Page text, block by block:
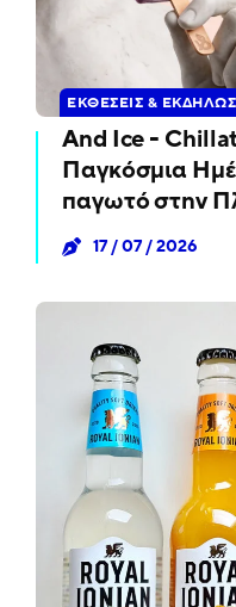
ΕΚΘΈΣΕΙΣ &
And Ice -
Παγκόσμια
παγωτό στην
17 / 07 / 2026